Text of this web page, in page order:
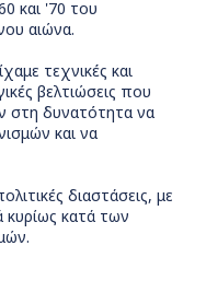
και '70 του
αιώνα.
τεχνικές και
βελτιώσεις που
στη δυνατότητα να
και να
διαστάσεις, με
κυρίως κατά των